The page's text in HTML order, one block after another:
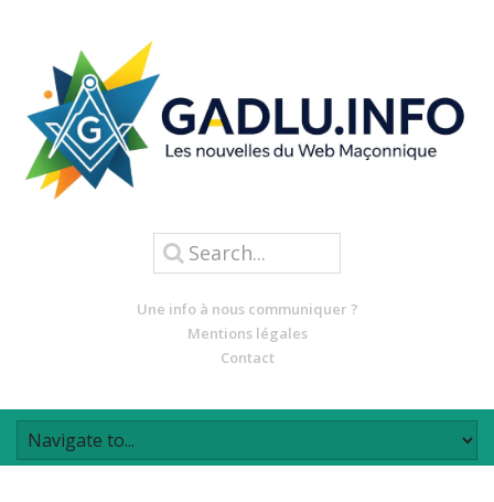
Une info à nous communiquer ?
Mentions légales
Contact